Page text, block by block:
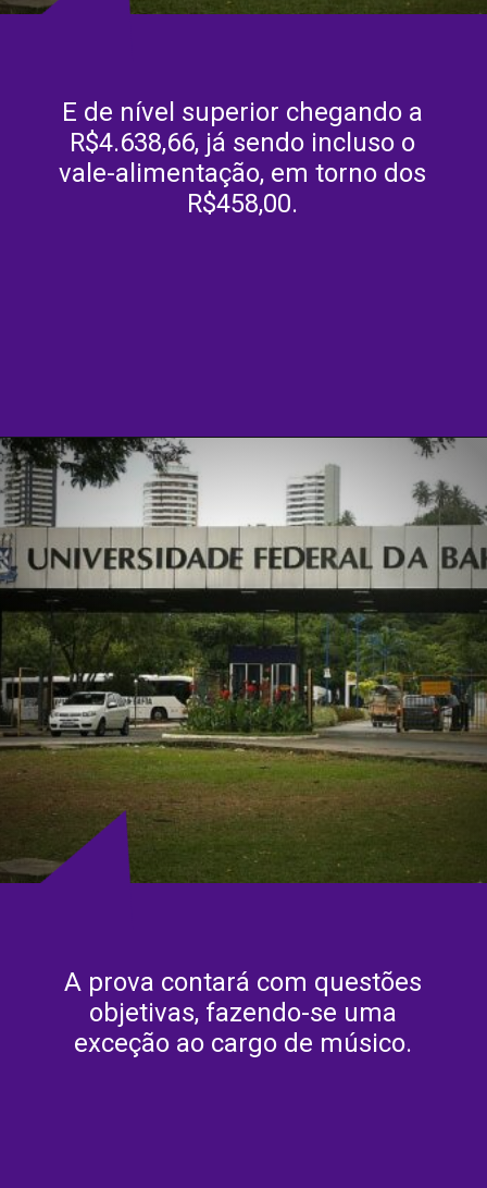
E de nível superior chegando a
R$4.638,66, já sendo incluso o
vale-alimentação, em torno dos
R$458,00.
A prova contará com questões
objetivas, fazendo-se uma
exceção ao cargo de músico.